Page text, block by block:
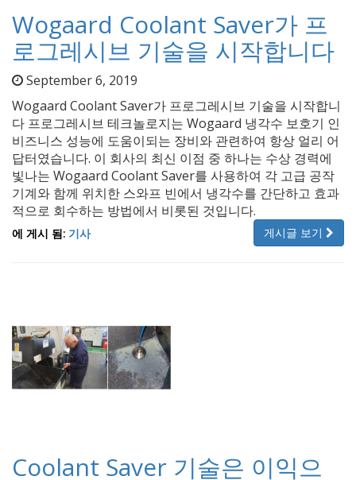
Wogaard Coolant Saver가 프
로그레시브 기술을 시작합니다
September 6, 2019
Wogaard Coolant Saver가 프로그레시브 기술을 시작합니
다 프로그레시브 테크놀로지는 Wogaard 냉각수 보호기 인
비즈니스 성능에 도움이되는 장비와 관련하여 항상 얼리 어
답터였습니다. 이 회사의 최신 이점 중 하나는 수상 경력에
빛나는 Wogaard Coolant Saver를 사용하여 각 고급 공작
기계와 함께 위치한 스와프 빈에서 냉각수를 간단하고 효과
적으로 회수하는 방법에서 비롯된 것입니다.
게시글 보기
에 게시 됨: 기사
Coolant Saver 기술은 이익으